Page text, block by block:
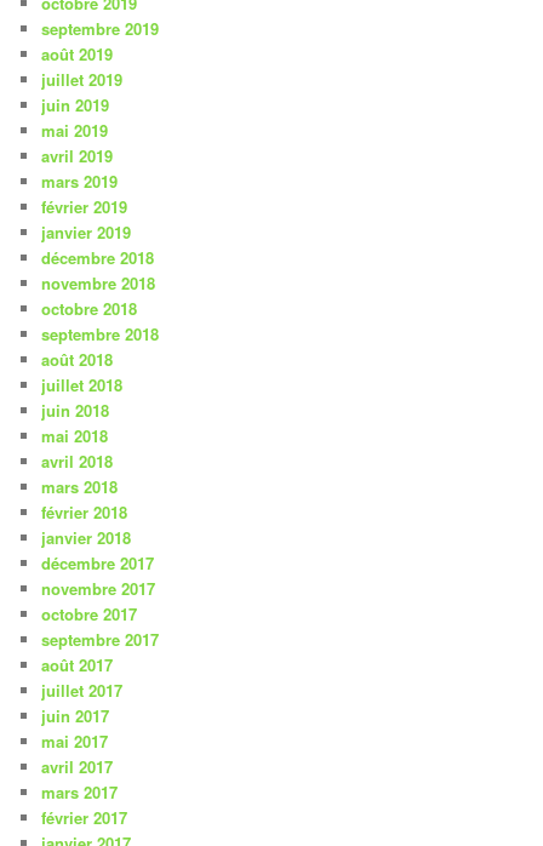
septembre 2019
août 2019
juillet 2019
juin 2019
mai 2019
avril 2019
mars 2019
février 2019
janvier 2019
décembre 2018
novembre 2018
octobre 2018
septembre 2018
août 2018
juillet 2018
juin 2018
mai 2018
avril 2018
mars 2018
février 2018
janvier 2018
décembre 2017
novembre 2017
octobre 2017
septembre 2017
août 2017
juillet 2017
juin 2017
mai 2017
avril 2017
mars 2017
février 2017